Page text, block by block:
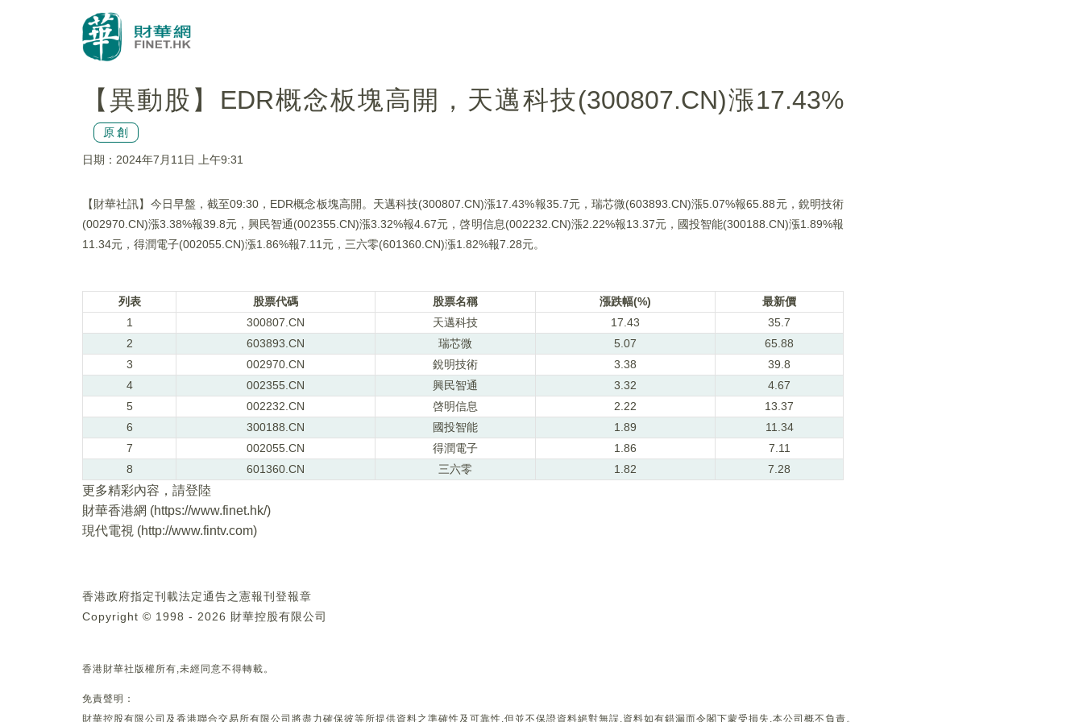
【異動股】EDR概念板塊高開，天邁科技(300807.CN)漲17.43%
原創
日期：2024年7月11日 上午9:31
【財華社訊】今日早盤，截至09:30，EDR概念板塊高開。天邁科技(300807.CN)漲17.43%報35.7元，瑞芯微(603893.CN)漲5.07%報65.88元，銳明技術
(002970.CN)漲3.38%報39.8元，興民智通(002355.CN)漲3.32%報4.67元，啓明信息(002232.CN)漲2.22%報13.37元，國投智能(300188.CN)漲1.89%報
11.34元，得潤電子(002055.CN)漲1.86%報7.11元，三六零(601360.CN)漲1.82%報7.28元。
列表 股票代碼 股票名稱 漲跌幅(%)
最新價
1
300807.CN 天邁科技 17.43
35.7
2
603893.CN 瑞芯微 5.07
65.88
3
002970.CN 銳明技術 3.38
39.8
4
002355.CN 興民智通 3.32
4.67
5
002232.CN 啓明信息 2.22
13.37
6
300188.CN 國投智能 1.89
11.34
7
002055.CN 得潤電子 1.86
7.11
8
601360.CN 三六零 1.82 7.28
更多精彩內容，請登陸
財華香港網 (https://www.finet.hk/)
現代電視 (http://www.fintv.com)
香港政府指定刊載法定通告之憲報刊登報章
Copyright © 1998 - 2026 財華控股有限公司
香港財華社版權所有,未經同意不得轉載。
免責聲明：
財華控股有限公司及香港聯合交易所有限公司將盡力確保彼等所提供資料之準確性及可靠性,但並不保證資料絕對無誤,資料如有錯漏而令閣下蒙受損失,本公司概不負責。